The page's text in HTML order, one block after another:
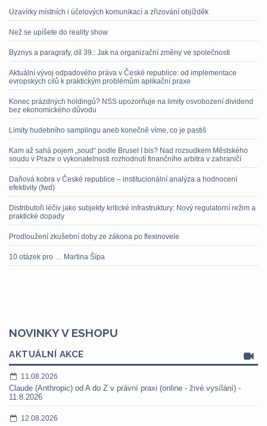
Uzavírky místních i účelových komunikací a zřizování objížděk
Než se upíšete do reality show
Byznys a paragrafy, díl 39.: Jak na organizační změny ve společnosti
Aktuální vývoj odpadového práva v České republice: od implementace
evropských cílů k praktickým problémům aplikační praxe
Konec prázdných holdingů? NSS upozorňuje na limity osvobození dividend
bez ekonomického důvodu
Limity hudebního samplingu aneb konečně víme, co je pastiš
Kam až sahá pojem „soud“ podle Brusel I bis? Nad rozsudkem Městského
soudu v Praze o vykonatelnosti rozhodnutí finančního arbitra v zahraničí
Daňová kobra v České republice – institucionální analýza a hodnocení
efektivity (fwd)
Distributoři léčiv jako subjekty kritické infrastruktury: Nový regulatorní režim a
praktické dopady
Prodloužení zkušební doby ze zákona po flexinovele
10 otázek pro … Martina Šípa
NOVINKY V ESHOPU
AKTUÁLNÍ AKCE
11.08.2026
Claude (Anthropic) od A do Z v právní praxi (online - živé vysílání) -
11.8.2026
12.08.2026